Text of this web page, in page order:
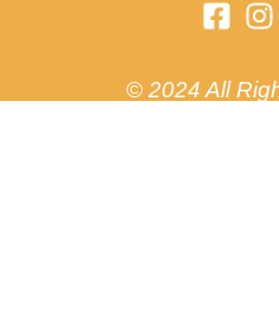
© 2024 All